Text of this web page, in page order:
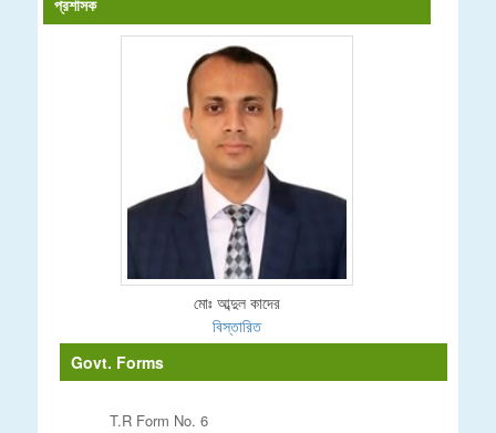
মোঃ আব্দুল কাদের
বিস্তারিত
Govt. Forms
T.R Form No. 6